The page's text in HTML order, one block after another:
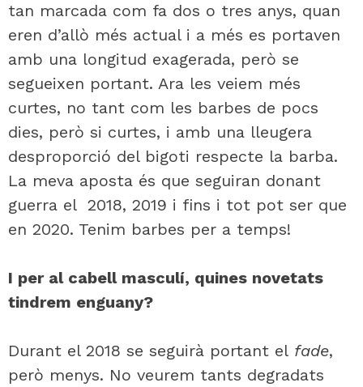
tan marcada com fa dos o tres anys, quan
eren d’allò més actual i a més es portaven
amb una longitud exagerada, però se
segueixen portant. Ara les veiem més
curtes, no tant com les barbes de pocs
dies, però si curtes, i amb una lleugera
desproporció del bigoti respecte la barba.
La meva aposta és que seguiran donant
guerra el 2018, 2019 i fins i tot pot ser que
en 2020. Tenim barbes per a temps!
I per al cabell masculí, quines novetats
tindrem enguany?
Durant el 2018 se seguirà portant el fade,
però menys. No veurem tants degradats